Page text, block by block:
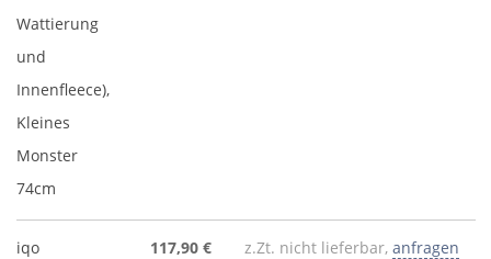
Wattierung
und
Innenfleece),
Kleines
Monster
74cm
iqo
117,90 € z.Zt. nicht lieferbar, anfragen